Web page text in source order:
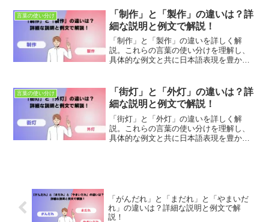
ンを目指します。
言葉の使い分け
「制作」と「製作」の違いは？詳
細な説明と例文で解説！
「制作」と「製作」の違いを詳しく解
説。これらの言葉の使い分けを理解し、
具体的な例文と共に日本語表現を豊かに
ンを目指します。
言葉の使い分け
「街灯」と「外灯」の違いは？詳
細な説明と例文で解説！
「街灯」と「外灯」の違いを詳しく解
説。これらの言葉の使い分けを理解し、
具体的な例文と共に日本語表現を豊かに
「がんだれ」と「まだれ」と「やまいだ
れ」の違いは？詳細な説明と例文で解
説！